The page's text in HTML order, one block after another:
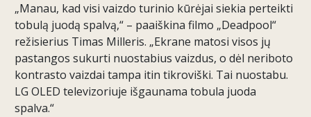
„Manau, kad visi vaizdo turinio kūrėjai siekia perteikti
tobulą juodą spalvą,“ – paaiškina filmo „Deadpool“
režisierius Timas Milleris. „Ekrane matosi visos jų
pastangos sukurti nuostabius vaizdus, o dėl neriboto
kontrasto vaizdai tampa itin tikroviški. Tai nuostabu.
LG OLED televizoriuje išgaunama tobula juoda
spalva.“